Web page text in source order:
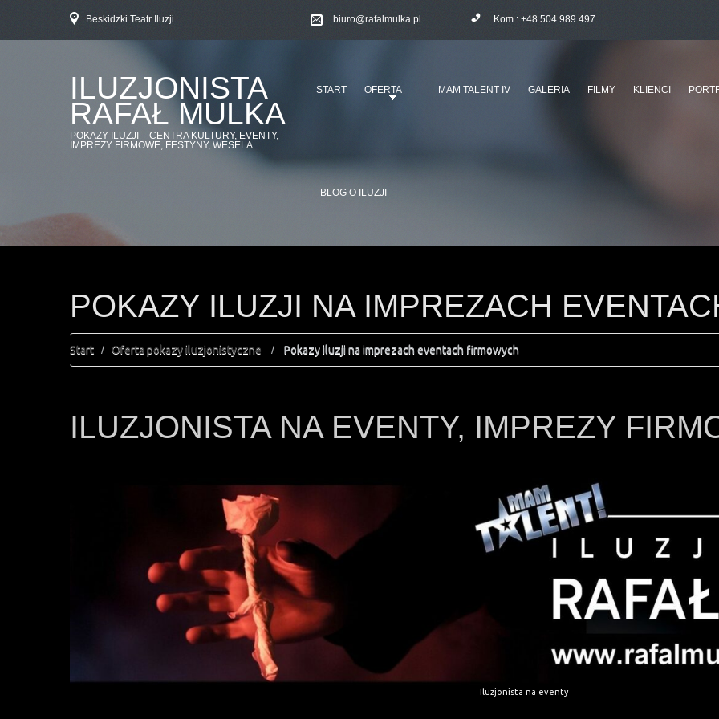
Beskidzki Teatr Iluzji biuro@rafalmulka.pl Kom.: +48 504 989 497
ILUZJONISTA
RAFAŁ MULKA
POKAZY ILUZJI – CENTRA KULTURY, EVENTY,
IMPREZY FIRMOWE, FESTYNY, WESELA
START OFERTA MAM TALENT IV GALERIA FILMY KLIENCI
BLOG O ILUZJI
POKAZY ILUZJI NA IMPREZACH
Start Oferta pokazy iluzjonistyczne Pokazy iluzji na imprezach eventach firmowych
ILUZJONISTA NA EVENTY, IMPREZY
Iluzjonista na eventy